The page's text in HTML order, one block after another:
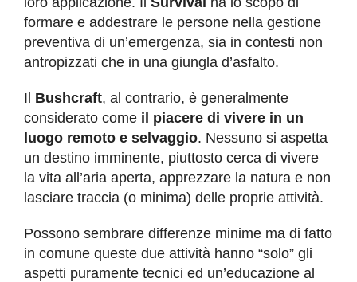
formare e addestrare le persone nella gestione
preventiva di un’emergenza, sia in contesti non
antropizzati che in una giungla d’asfalto.
Il Bushcraft, al contrario, è generalmente
considerato come il piacere di vivere in un
luogo remoto e selvaggio. Nessuno si aspetta
un destino imminente, piuttosto cerca di vivere
la vita all’aria aperta, apprezzare la natura e non
lasciare traccia (o minima) delle proprie attività.
Possono sembrare differenze minime ma di fatto
in comune queste due attività hanno “solo” gli
aspetti puramente tecnici ed un’educazione al